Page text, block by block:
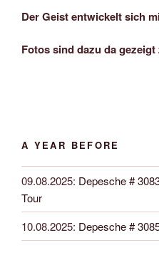
Der Geist entwickelt sich
Fotos sind dazu da
A YEAR BEFORE
09.08.2025: Depesche #
Tour
10.08.2025: Depesche #